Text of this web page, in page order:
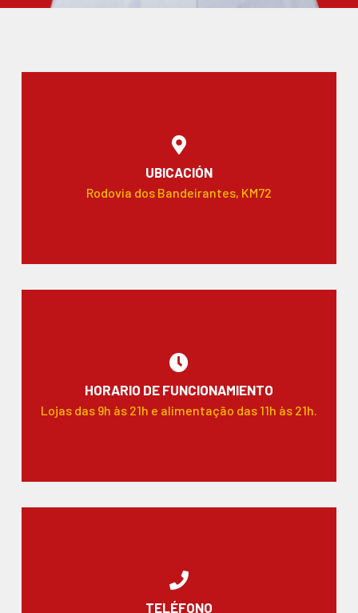
UBICACIÓN
Rodovia dos Bandeirantes, KM72
HORARIO DE FUNCIONAMIENTO
Lojas das 9h às 21h e alimentação das 11h às 21h.
TELÉFONO